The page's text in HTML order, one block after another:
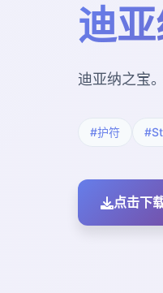
迪
迪亚纳之宝
#护符
点击下